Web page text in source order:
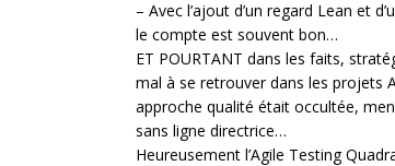
– Avec l’ajout d’un regard Lean et
le compte est souvent bon…
ET POURTANT dans les faits,
mal à se retrouver dans les projets
approche qualité était occultée,
sans ligne directrice…
Heureusement l’Agile Testing